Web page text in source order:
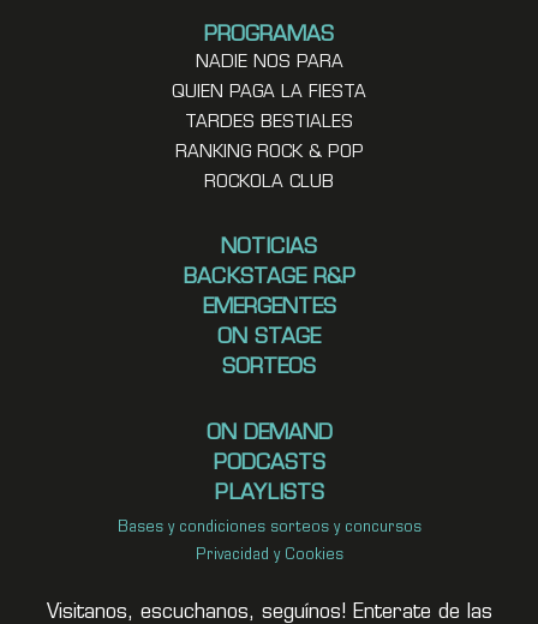
PROGRAMAS
NADIE NOS PARA
QUIEN PAGA LA FIESTA
TARDES BESTIALES
RANKING ROCK & POP
ROCKOLA CLUB
NOTICIAS
BACKSTAGE R&P
EMERGENTES
ON STAGE
SORTEOS
ON DEMAND
PODCASTS
PLAYLISTS
Bases y condiciones sorteos y concursos
Privacidad y Cookies
Visitanos, escuchanos, seguínos! Enterate de las